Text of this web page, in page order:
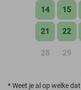
14 15
21 22
28 29
*Weet je al op welke